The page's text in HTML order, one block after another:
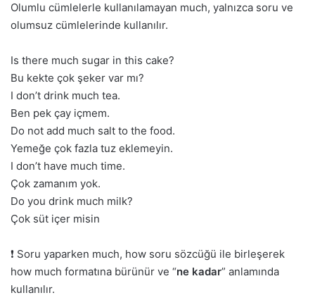
Olumlu cümlelerle kullanılamayan much, yalnızca soru ve
olumsuz cümlelerinde kullanılır.
Is there much sugar in this cake?
Bu kekte çok şeker var mı?
I don’t drink much tea.
Ben pek çay içmem.
Do not add much salt to the food.
Yemeğe çok fazla tuz eklemeyin.
I don’t have much time.
Çok zamanım yok.
Do you drink much milk?
Çok süt içer misin
❗ Soru yaparken much, how soru sözcüğü ile birleşerek
how much formatına bürünür ve “ne kadar” anlamında
kullanılır.